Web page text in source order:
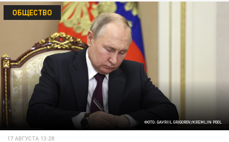
ФОТО: GAVRIIL GRIGOROV/KREMLIN POOL
ОБЩЕСТВО
17 АВГУСТА 13:28